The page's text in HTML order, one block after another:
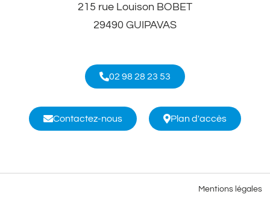
215 rue Louison BOBET
29490 GUIPAVAS
02 98 28 23 53
Contactez-nous Plan d'accès
Mentions légales